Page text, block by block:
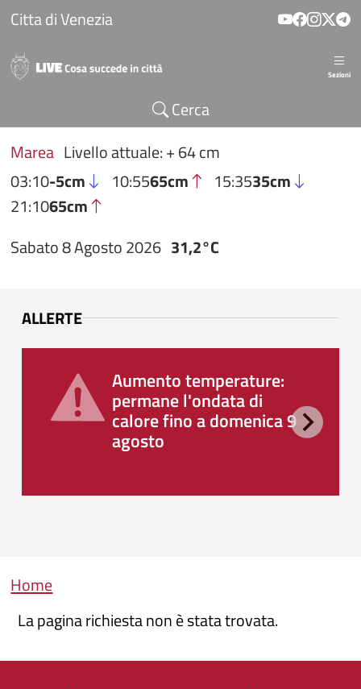
Salta al contenuto principale
Citta di Venezia
Sezioni
Cerca
Marea Livello attuale: + 64 cm
03:10-5cm 10:5565cm 15:3535cm
21:1065cm
Sabato 8 Agosto 2026 31,2°C
ALLERTE
Aumento temperature:
permane l'ondata di
calore fino a domenica 9
agosto
Briciole di pane
Home
La pagina richiesta non è stata trovata.